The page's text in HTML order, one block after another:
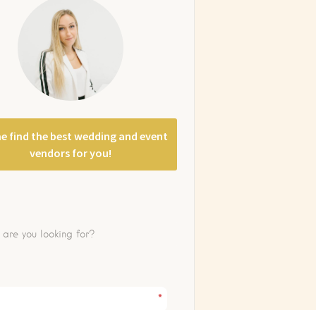
find the best wedding and event
vendors for you!
*